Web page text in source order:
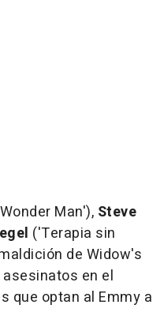
Man'), Steve
('Terapia sin
de Widow's
asesinatos en el
que optan al Emmy a